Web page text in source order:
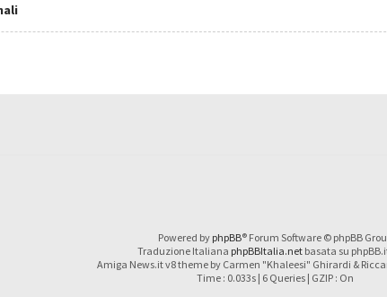
Powered by phpBB® Forum Software © phpBB
Traduzione Italiana phpBBItalia.netbasata su
Amiga News.it v8 theme by Carmen "Khaleesi" Ghirardi &
Time : 0.033s | 6 Queries | GZIP : On